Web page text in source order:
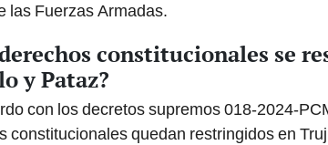
las Fuerzas Armadas.
constitucionales se
y Pataz?
con los decretos supremos 018-2024-
constitucionales quedan restringidos en